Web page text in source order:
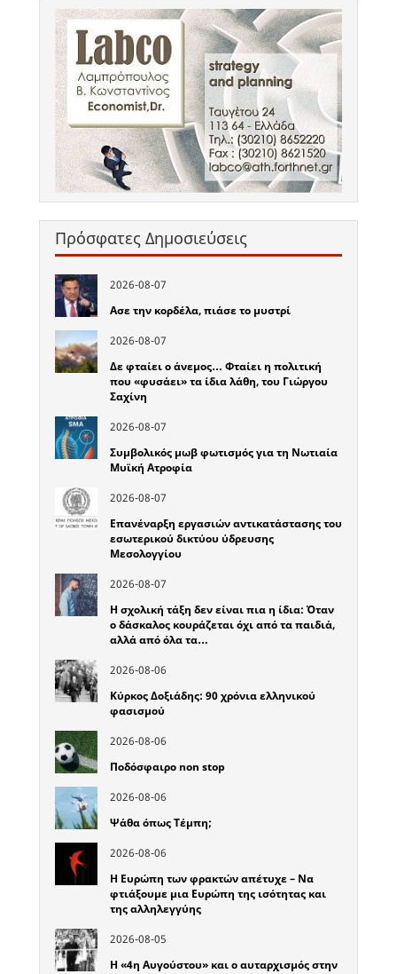
Πρόσφατες Δημοσιεύσεις
2026-08-07
Ασε την κορδέλα, πιάσε το μυστρί
2026-08-07
Δε φταίει ο άνεμος… Φταίει η πολιτική
που «φυσάει» τα ίδια λάθη, του Γιώργου
Σαχίνη
2026-08-07
Συμβολικός μωβ φωτισμός για τη Νωτιαία
Μυϊκή Ατροφία
2026-08-07
Επανέναρξη εργασιών αντικατάστασης του
εσωτερικού δικτύου ύδρευσης
Μεσολογγίου
2026-08-07
Η σχολική τάξη δεν είναι πια η ίδια: Όταν
ο δάσκαλος κουράζεται όχι από τα παιδιά,
αλλά από όλα τα…
2026-08-06
Κύρκος Δοξιάδης: 90 χρόνια ελληνικού
φασισμού
2026-08-06
Ποδόσφαιρο non stop
2026-08-06
Ψάθα όπως Τέμπη;
2026-08-06
Η Ευρώπη των φρακτών απέτυχε – Να
φτιάξουμε μια Ευρώπη της ισότητας και
της αλληλεγγύης
2026-08-05
Η «4η Αυγούστου» και ο αυταρχισμός στην